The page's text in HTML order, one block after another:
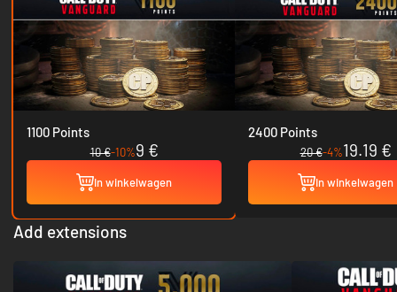
1100 Points
10 €-10%9 €
In winkelwagen
2400 Points
20 €-4%19.19 €
In winkelwagen
Add extensions